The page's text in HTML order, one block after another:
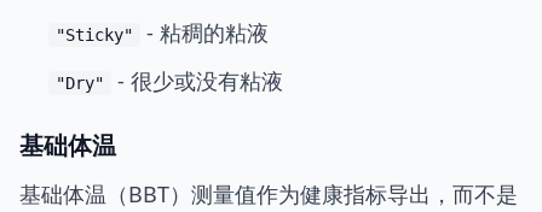
"Sticky" - 粘稠的粘液
"Dry" - 很少或没有粘液
基础体温
基础体温（BBT）测量值作为健康指标导出，而不是